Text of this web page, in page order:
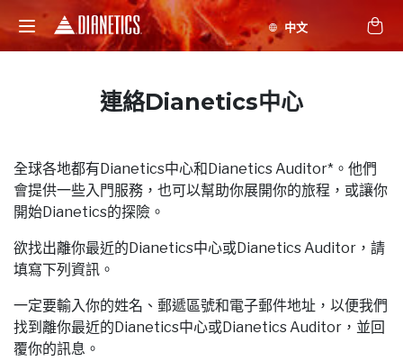
連絡Dianetics中心
全球各地都有Dianetics中心和Dianetics Auditor*。他們
會提供一些入門服務，也可以幫助你展開你的旅程，或讓你
開始Dianetics的探險。
欲找出離你最近的Dianetics中心或Dianetics Auditor，請
填寫下列資訊。
一定要輸入你的姓名、郵遞區號和電子郵件地址，以便我們
找到離你最近的Dianetics中心或Dianetics Auditor，並回
覆你的訊息。